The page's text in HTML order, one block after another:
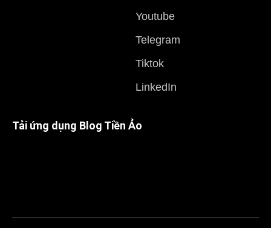
Youtube
Telegram
Tiktok
LinkedIn
Tải ứng dụng Blog Tiền Ảo